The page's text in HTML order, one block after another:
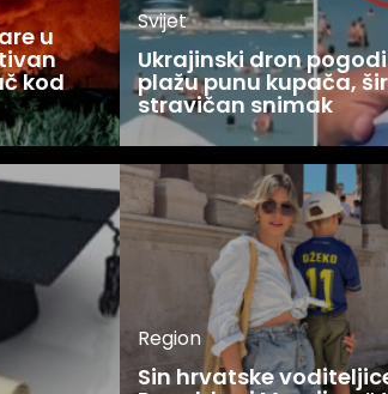
u
kod
Svijet
Ukrajinski dron
plažu punu kupača,
stravičan snimak
Region
Sin hrvatske